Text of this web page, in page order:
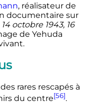
, réalisateur de
documentaire sur
octobre 1943, 16
de Yehuda
rares rescapés à
du centre[56].